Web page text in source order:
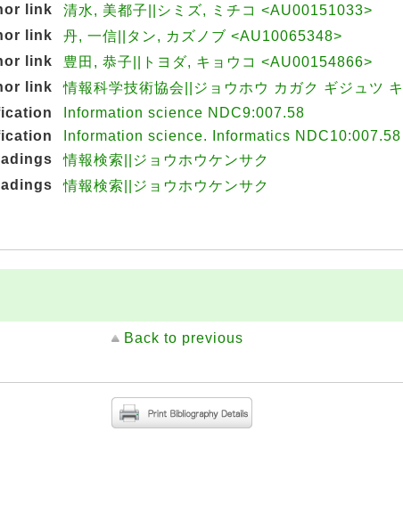
link
清水, 美都子||シミズ, ミチコ <AU00151033>
link
丹, 一信||タン, カズノブ <AU10065348>
link
豊田, 恭子||トヨダ, キョウコ <AU00154866>
link
情報科学技術協会||ジョウホウ カガク ギジュツ
Information science NDC9:007.58
Information science. Informatics NDC10:007.58
情報検索||ジョウホウケンサク
情報検索||ジョウホウケンサク
Back to previous